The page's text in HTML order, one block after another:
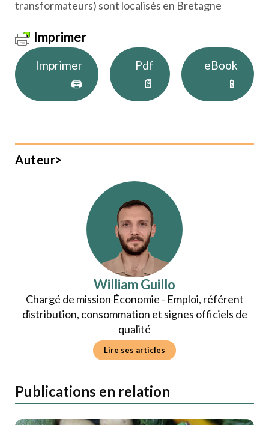
transformateurs) sont localisés en Bretagne
Imprimer
Imprimer
🖨
Pdf
📄
eBook
📱
Auteur>
William Guillo
Chargé de mission Économie - Emploi, référent
distribution, consommation et signes officiels de
qualité
Lire ses articles
Publications en relation